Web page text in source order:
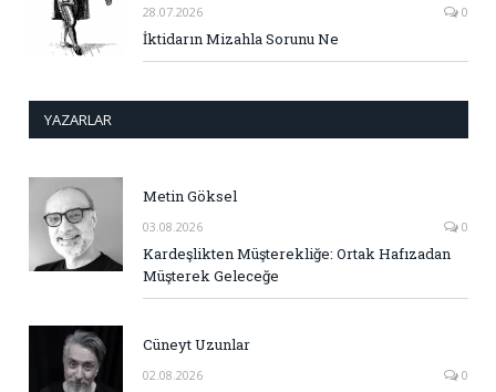
28.07.2026 0
İktidarın Mizahla Sorunu Ne
YAZARLAR
Metin Göksel
03.08.2026 0
Kardeşlikten Müşterekliğe: Ortak Hafızadan
Müşterek Geleceğe
Cüneyt Uzunlar
02.08.2026 0